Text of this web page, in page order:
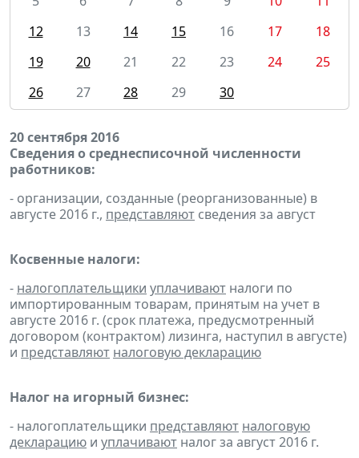
12
13 14 15 16 17
18
19
20 21 22 23 24
25
26
27 28 29 30
20 сентября 2016
Сведения о среднесписочной численности
работников:
- организации, созданные (реорганизованные) в
августе 2016 г., представляют сведения за август
Косвенные налоги:
- налогоплательщики уплачивают налоги по
импортированным товарам, принятым на учет в
августе 2016 г. (срок платежа, предусмотренный
договором (контрактом) лизинга, наступил в августе)
и представляют налоговую декларацию
Налог на игорный бизнес:
- налогоплательщики представляют налоговую
декларацию и уплачивают налог за август 2016 г.